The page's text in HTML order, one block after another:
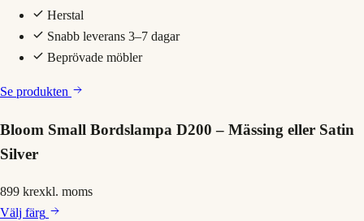
Herstal
Snabb leverans 3–7 dagar
Beprövade möbler
Se produkten
Bloom Small Bordslampa D200 – Mässing eller Satin
Silver
899 krexkl. moms
Välj färg